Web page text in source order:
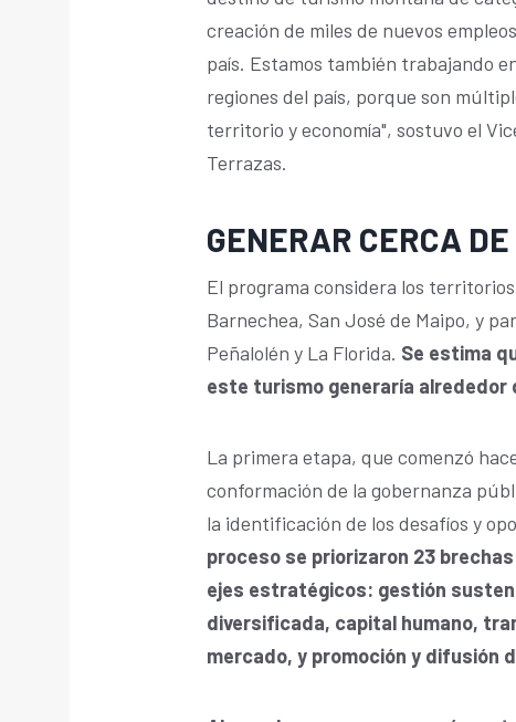
creación de miles de nuevos
país. Estamos también trabajando
regiones del país, porque son
territorio y economía", sostuvo el
Terrazas.
GENERAR CERCA
El programa considera los
Barnechea, San José de Maipo, y
Peñalolén y La Florida. Se estima
este turismo generaría alrededor
La primera etapa, que comenzó
conformación de la gobernanza
la identificación de los desafíos y
proceso se priorizaron 23
ejes estratégicos: gestión
diversificada, capital humano,
mercado, y promoción y difusión